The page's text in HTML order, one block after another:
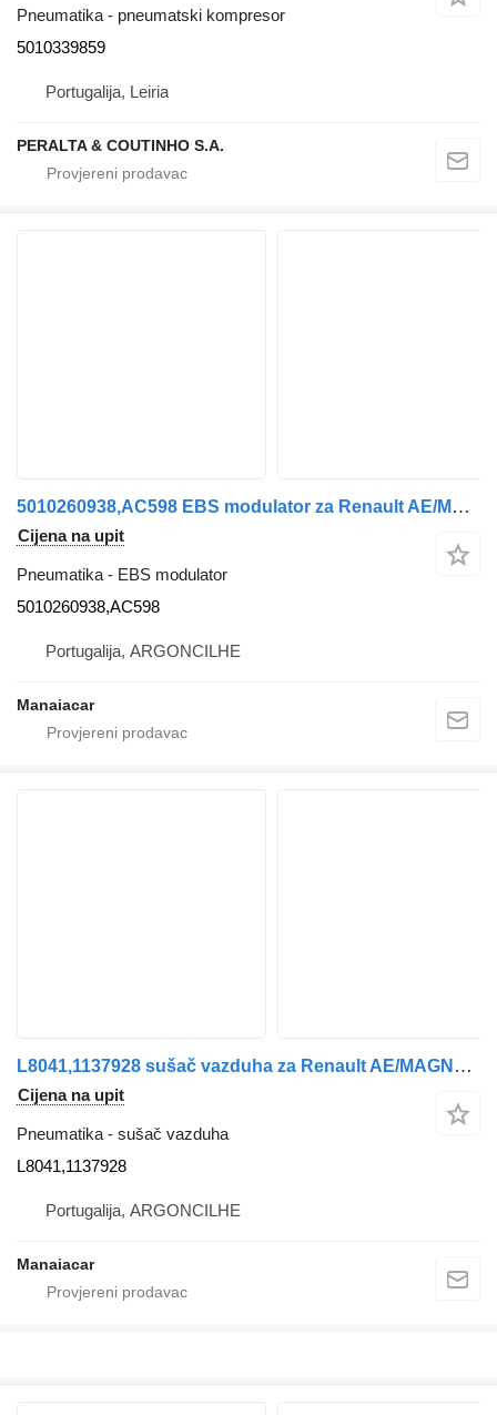
Pneumatika - pneumatski kompresor
5010339859
Portugalija, Leiria
PERALTA & COUTINHO S.A.
5010260938,AC598 EBS modulator za Renault AE/MAGNUM/PREMIUM/MIDLUM/MAJOR/MIDDLE/KERAX kamiona
Cijena na upit
Pneumatika - EBS modulator
5010260938,AC598
Portugalija, ARGONCILHE
Manaiacar
L8041,1137928 sušač vazduha za Renault AE/MAGNUM/PREMIUM/MIDLUM/MAJOR/MIDDLE/KERAX kamiona
Cijena na upit
Pneumatika - sušač vazduha
L8041,1137928
Portugalija, ARGONCILHE
Manaiacar